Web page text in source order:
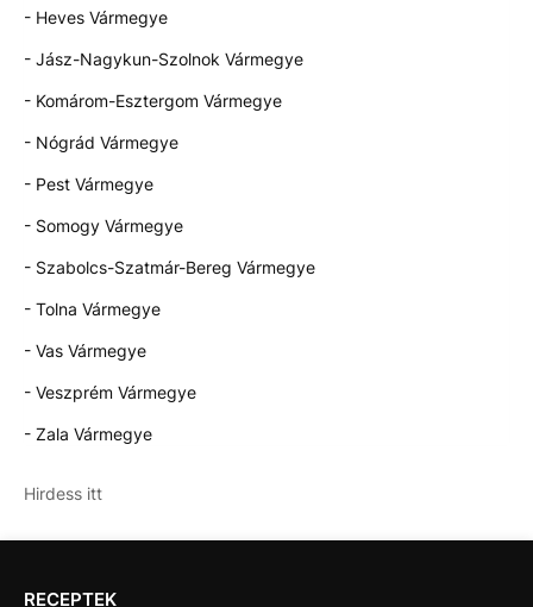
- Heves Vármegye
- Jász-Nagykun-Szolnok Vármegye
- Komárom-Esztergom Vármegye
- Nógrád Vármegye
- Pest Vármegye
- Somogy Vármegye
- Szabolcs-Szatmár-Bereg Vármegye
- Tolna Vármegye
- Vas Vármegye
- Veszprém Vármegye
- Zala Vármegye
Hirdess itt
RECEPTEK